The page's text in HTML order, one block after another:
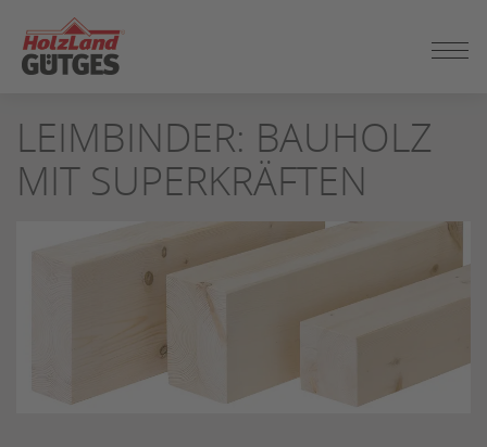
SEITENINHALT
SPRINGEN
LEIMBINDER: BAUHOLZ
MIT SUPERKRÄFTEN